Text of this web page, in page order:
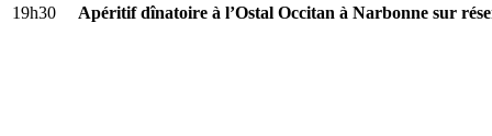
19h30 Apéritif dînatoire à l’Ostal Occitan à Narbonne sur